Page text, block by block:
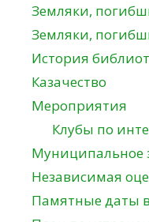
Земляки,
Земляки,
История
Казачество
Мероприятия
Клубы по
Муниципальное
Независимая
Памятные даты